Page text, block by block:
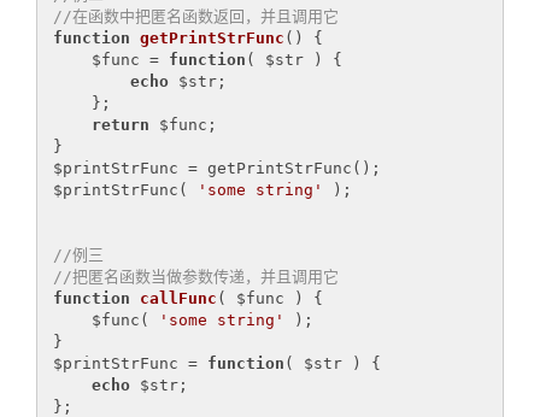
//在函数中把匿名函数返回，并且调用它
function getPrintStrFunc ()
{
$func = function ( $str )
{
echo $str;
};
return $func;
}
$printStrFunc = getPrintStrFunc();
$printStrFunc(
'some string' );
//例三
//把匿名函数当做参数传递，并且调用它
function
callFunc ( $func )
{
$func(
'some string'
);
}
$printStrFunc = function ( $str )
{
echo $str;
};